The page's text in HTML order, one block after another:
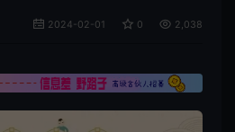
2024-02-01 0 2,038